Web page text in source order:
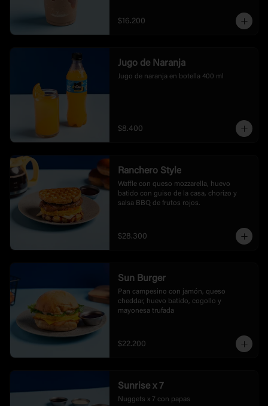
$16.200
Jugo de Naranja
Jugo de naranja en botella 400 ml
$8.400
Ranchero Style
Waffle con queso mozzarella, huevo
batido con guiso de la casa, chorizo y
salsa BBQ de frutos rojos.
$28.300
Sun Burger
Pan campesino con jamón, queso
cheddar, huevo batido, cogollo y
mayonesa trufada
$22.200
Sunrise x 7
Nuggets x 7 con papas